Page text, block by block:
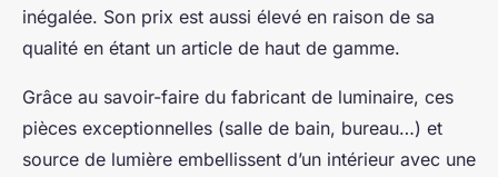
inégalée. Son prix est aussi élevé en raison de sa
qualité en étant un article de haut de gamme.
Grâce au savoir-faire du fabricant de luminaire, ces
pièces exceptionnelles (salle de bain, bureau…) et
source de lumière embellissent d’un intérieur avec une